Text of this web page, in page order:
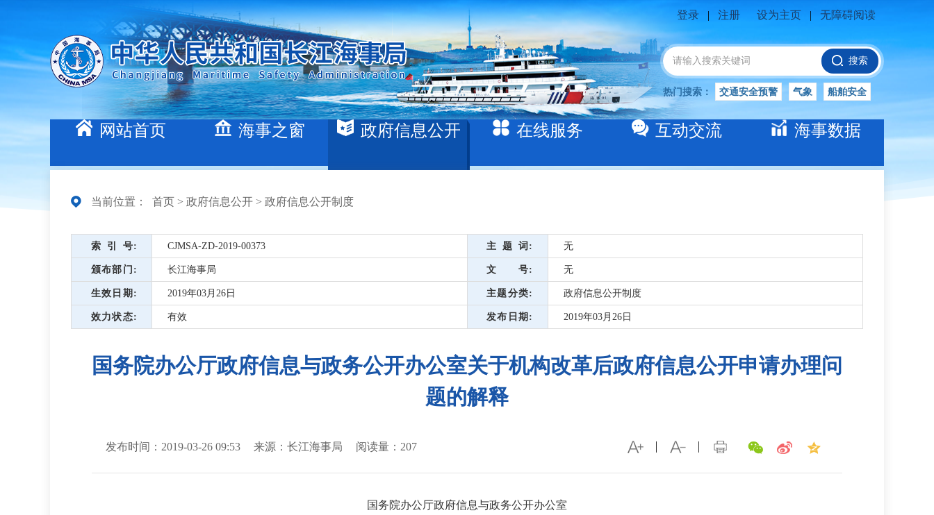
登录 | 注册 设为主页 | 无障碍阅读
搜索
热门搜索： 交通安全预警 气象 船舶安全
交通安全 水位公告 安全 交通
交通安全知识 长江
网站首页 海事之窗 政府信息公开 在线服务 互动交流 海事数据
当前位置： 首页 > 政府信息公开 > 政府信息公开制度
索引号 CJMSA-ZD-2019-00373 主题词 无
颁布部门 长江海事局 文号 无
生效日期 2019年03月26日 主题分类 政府信息公开制度
效力状态 有效 发布日期 2019年03月26日
国务院办公厅政府信息与政务公开办公室关于机构改革后政府信息公开申请办理问
题的解释
发布时间：2019-03-26 09:53 来源：长江海事局 阅读量： 207
国务院办公厅政府信息与政务公开办公室